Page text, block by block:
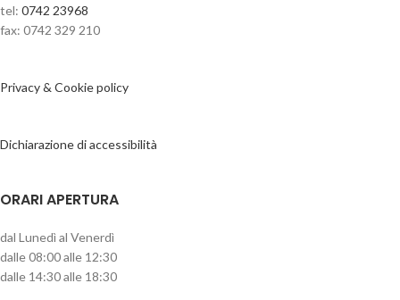
tel: 0742 23968
fax: 0742 329 210
Privacy & Cookie policy
Dichiarazione di accessibilità
ORARI APERTURA
dal Lunedì al Venerdì
dalle 08:00 alle 12:30
dalle 14:30 alle 18:30